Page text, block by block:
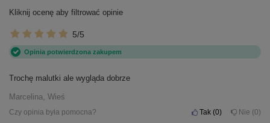
Kliknij ocenę aby filtrować opinie
5/5
Opinia potwierdzona zakupem
Trochę malutki ale wygląda dobrze
Marcelina, Wieś
Czy opinia była pomocna? Tak 0 Nie 0